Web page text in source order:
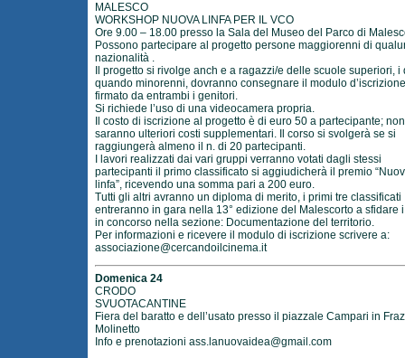
MALESCO
WORKSHOP NUOVA LINFA PER IL VCO
Ore 9.00 – 18.00 presso la Sala del Museo del Parco di
Possono partecipare al progetto persone maggiorenni di
nazionalità .
Il progetto si rivolge anch e a ragazzi/e delle scuole superiori, i
quando minorenni, dovranno consegnare il modulo d’iscrizione
firmato da entrambi i genitori.
Si richiede l’uso di una videocamera propria.
Il costo di iscrizione al progetto è di euro 50 a partecipante;
saranno ulteriori costi supplementari. Il corso si svolgerà se si
raggiungerà almeno il n. di 20 partecipanti.
I lavori realizzati dai vari gruppi verranno votati dagli stessi
partecipanti il primo classificato si aggiudicherà il premio
linfa”, ricevendo una somma pari a 200 euro.
Tutti gli altri avranno un diploma di merito, i primi tre classificati
entreranno in gara nella 13° edizione del Malescorto a sfidare
in concorso nella sezione: Documentazione del territorio.
Per informazioni e ricevere il modulo di iscrizione scrivere a:
associazione@cercandoilcinema.it
Domenica 24
CRODO
SVUOTACANTINE
Fiera del baratto e dell’usato presso il piazzale Campari in
Molinetto
Info e prenotazioni ass.lanuovaidea@gmail.com